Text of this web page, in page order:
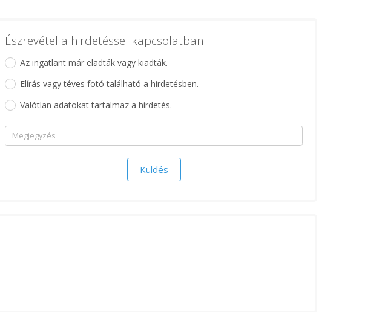
Észrevétel a hirdetéssel kapcsolatban
Az ingatlant már eladták vagy kiadták.
Elírás vagy téves fotó található a hirdetésben.
Valótlan adatokat tartalmaz a hirdetés.